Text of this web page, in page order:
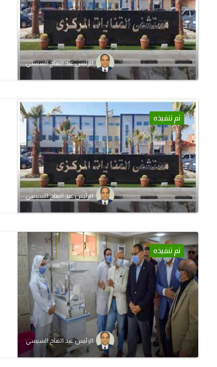
الرئيس عبد الفتاح السيسي
تم تنفيذه
الرئيس عبد الفتاح السيسي
تم تنفيذه
الرئيس عبد الفتاح السيسي